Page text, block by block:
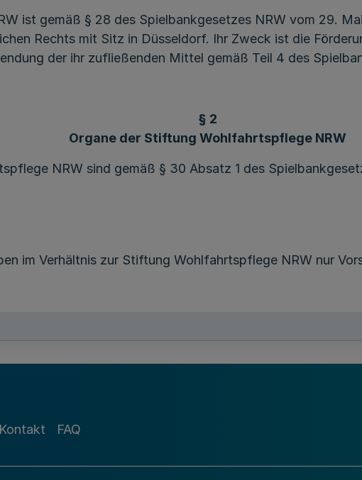
ist gemäß § 28 des Spielbankgesetzes NRW vom 29.
Rechts mit Sitz in Düsseldorf. Ihr Zweck ist die
der ihr zufließenden Mittel gemäß Teil 4 des
§ 2
Organe der Stiftung Wohlfahrtspflege NRW
NRW sind gemäß § 30 Absatz 1 des
im Verhältnis zur Stiftung Wohlfahrtspflege NRW nur
§ 3
Kontakt FAQ